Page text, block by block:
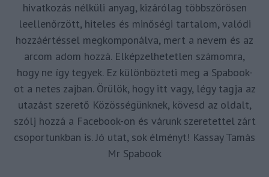
hivatkozás nélküli anyag, kizárólag többszörösen
leellenőrzött, hiteles és minőségi tartalom, valódi
hozzáértéssel megkomponálva, mert a nevem és az
arcom adom hozzá. Elképzelhetetlen számomra,
hogy ne így tegyek. Ez különbözteti meg a Spabook-
ot a netes zajban. Örülök, hogy itt vagy, légy tagja az
utazást szerető Közösségünknek, kövesd az oldalt,
szólj hozzá a Facebook-on és várunk szeretettel zárt
csoportunkban is. Jó utat, sok élményt! Kassay Tamás
Mr Spabook